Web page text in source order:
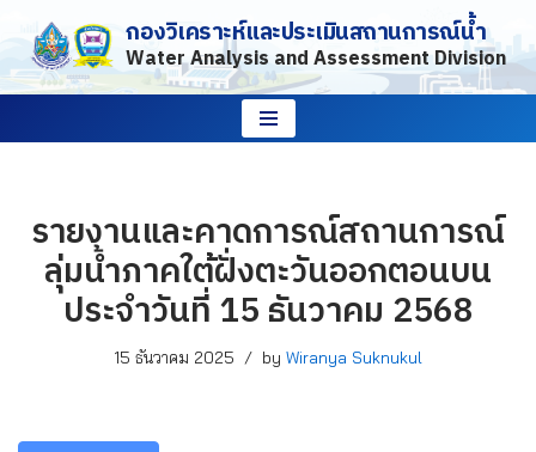
Skip
to
กองวิเคราะห์และประเมินสถานการณ์น้ำ
Water Analysis and Assessment Division
รายงานและคาดการณ์สถานการณ์
ลุ่มน้ำภาคใต้ฝั่งตะวันออกตอนบน
ประจำวันที่ 15 ธันวาคม 2568
15 ธันวาคม 2025 by Wiranya Suknukul